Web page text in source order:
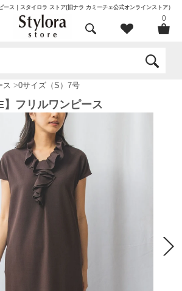
ス｜スタイロラ ストア(旧ナラ カミーチェ公式オンラインストア）
0
ス >0サイズ（S）7号
】フリルワンピース